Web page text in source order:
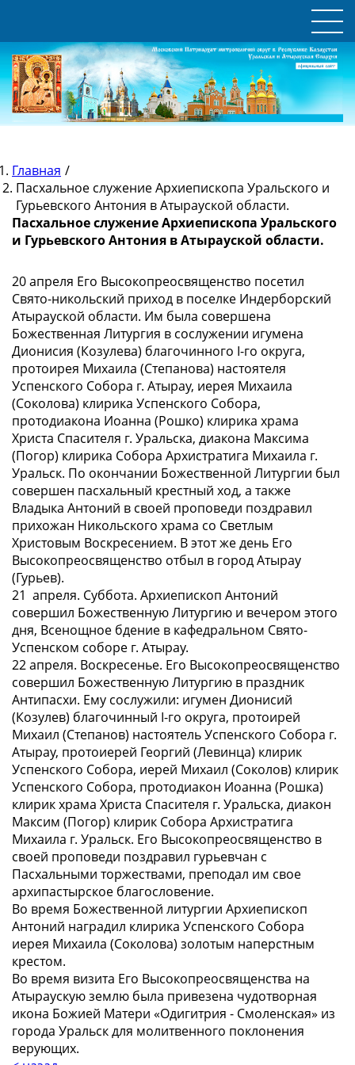
Главная /
Пасхальное служение Архиепископа Уральского и
Гурьевского Антония в Атырауской области.
Пасхальное служение Архиепископа Уральского
и Гурьевского Антония в Атырауской области.
20 апреля Его Высокопреосвященство посетил
Свято-никольский приход в поселке Индерборский
Атырауской области. Им была совершена
Божественная Литургия в сослужении игумена
Дионисия (Козулева) благочинного I-го округа,
протоирея Михаила (Степанова) настоятеля
Успенского Собора г. Атырау, иерея Михаила
(Соколова) клирика Успенского Собора,
протодиакона Иоанна (Рошко) клирика храма
Христа Спасителя г. Уральска, диакона Максима
(Погор) клирика Собора Архистратига Михаила г.
Уральск. По окончании Божественной Литургии был
совершен пасхальный крестный ход, а также
Владыка Антоний в своей проповеди поздравил
прихожан Никольского храма со Светлым
Христовым Воскресением. В этот же день Его
Высокопреосвященство отбыл в город Атырау
(Гурьев).
21 апреля. Суббота. Архиепископ Антоний
совершил Божественную Литургию и вечером этого
дня, Всенощное бдение в кафедральном Свято-
Успенском соборе г. Атырау.
22 апреля. Воскресенье. Его Высокопреосвященство
совершил Божественную Литургию в праздник
Антипасхи. Ему сослужили: игумен Дионисий
(Козулев) благочинный I-го округа, протоирей
Михаил (Степанов) настоятель Успенского Собора г.
Атырау, протоиерей Георгий (Левинца) клирик
Успенского Собора, иерей Михаил (Соколов) клирик
Успенского Собора, протодиакон Иоанна (Рошка)
клирик храма Христа Спасителя г. Уральска, диакон
Максим (Погор) клирик Собора Архистратига
Михаила г. Уральск. Его Высокопреосвященство в
своей проповеди поздравил гурьевчан с
Пасхальными торжествами, преподал им свое
архипастырское благословение.
Во время Божественной литургии Архиепископ
Антоний наградил клирика Успенского Собора
иерея Михаила (Соколова) золотым наперстным
крестом.
Во время визита Его Высокопреосвященства на
Атыраускую землю была привезена чудотворная
икона Божией Матери «Одигитрия - Смоленская» из
города Уральск для молитвенного поклонения
верующих.